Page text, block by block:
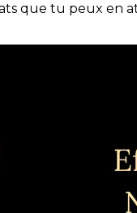
que tu peux en